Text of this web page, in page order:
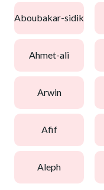
aboubakar-sidik
ahmet-ali
arwin
afif
aleph